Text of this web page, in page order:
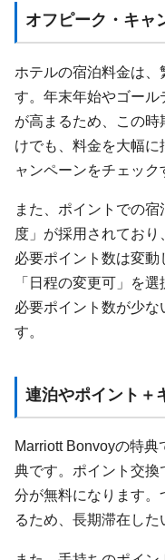
オフピーク・キャ
ホテルの宿泊料金は、
す。年末年始やゴー
が高まるため、この
けでも、料金を大幅
ャンペーンをチェック
また、ポイントでの
度」が採用されてお
必要ポイント数は変
「日程の変更可」を
必要ポイント数が少な
す。
連泊やポイント＋
Marriott Bonvoyの特
典です。ポイント交
分が無料になります。
るため、長期滞在した